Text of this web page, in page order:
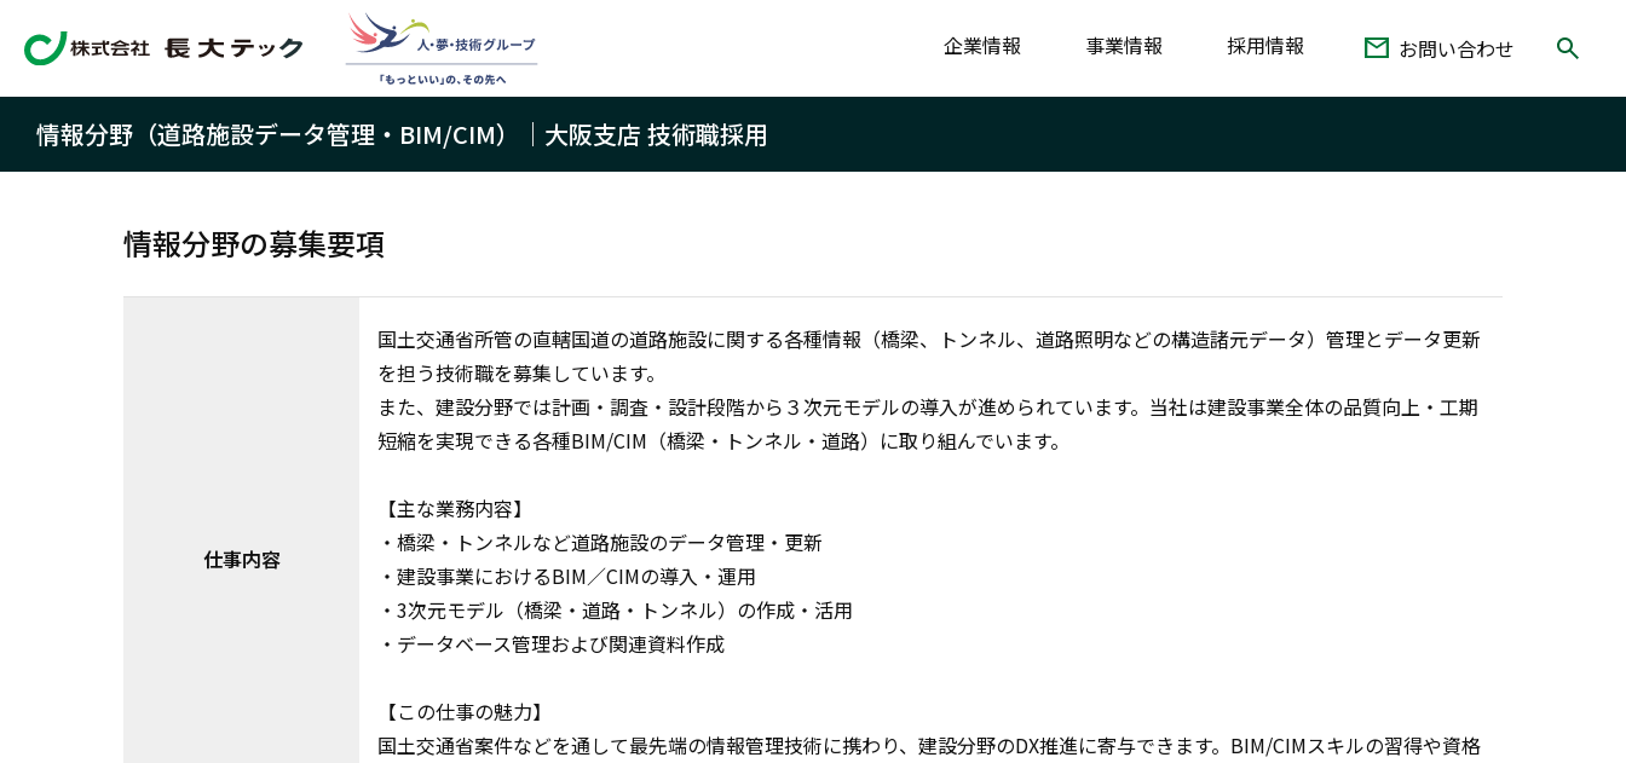
企業情報 事業情報 採用情報 お問い合わせ
情報分野（道路施設データ管理・BIM/CIM）｜大阪支店 技術職採用
情報分野の募集要項
仕事内容
国土交通省所管の直轄国道の道路施設に関する各種情報（橋梁、トンネル、道路照明などの構造諸元データ）管理とデータ更新
を担う技術職を募集しています。
また、建設分野では計画・調査・設計段階から３次元モデルの導入が進められています。当社は建設事業全体の品質向上・工期
短縮を実現できる各種BIM/CIM（橋梁・トンネル・道路）に取り組んでいます。
【主な業務内容】
・橋梁・トンネルなど道路施設のデータ管理・更新
・建設事業におけるBIM／CIMの導入・運用
・3次元モデル（橋梁・道路・トンネル）の作成・活用
・データベース管理および関連資料作成
【この仕事の魅力】
国土交通省案件などを通して最先端の情報管理技術に携わり、建設分野のDX推進に寄与できます。BIM/CIMスキルの習得や資格